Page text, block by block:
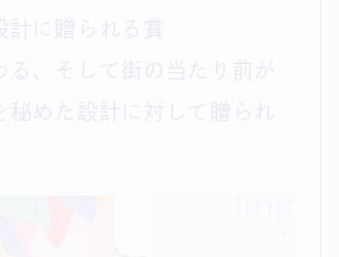
に贈られる賞
る、そして街の当たり前が
めた設計に対して贈られ